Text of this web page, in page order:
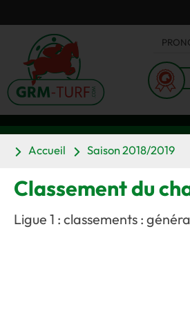
Accueil Saison 2018/2019
Classement du
Ligue 1 : classements :